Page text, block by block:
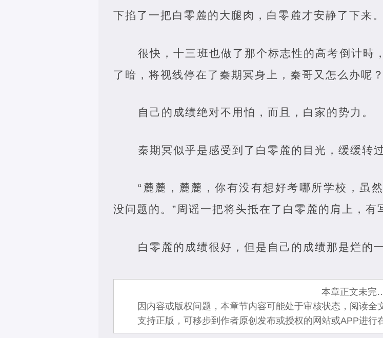
下掐了一把白零麓的大腿肉，白零麓才安静了下来。
很快，十三班也做了那个标志性的高考倒计時
了暗，将视线停在了秦期冥身上，秦哥又怎么办呢？
自己的成绩绝对不用怕，而且，白家的势力。
秦期冥似乎是感受到了白零麓的目光，缓缓转
“麓麓，麓麓，你有没有想好考哪所学校，虽
没问题的。”周谣一把将头抵在了白零麓的肩上，有
白零麓的成绩很好，但是自己的成绩那是烂的
本章正文未完
因内容或版权问题，本章节内容可能处于审核状态，阅读全
支持正版，可移步到作者原创发布或授权的网站或APP进行